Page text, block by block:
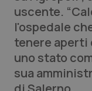
Basilicata
Calabria
Artrite &
Asma &
QS Club
uscente.
l'ospedale
tenere aperti
uno stato
sua